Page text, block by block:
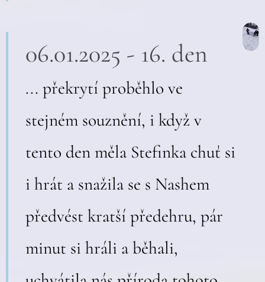
06.01.2025 - 16. den
... překrytí proběhlo ve
stejném souznění, i když v
tento den měla Stefinka chuť si
i hrát a snažila se s Nashem
předvést kratší předehru, pár
minut si hráli a běhali,